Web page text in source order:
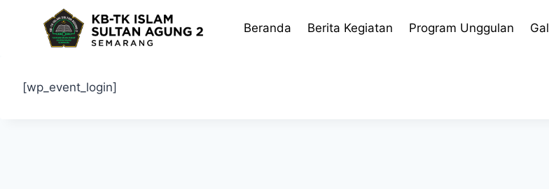
Beranda Berita Kegiatan Program Unggulan
[wp_event_login]